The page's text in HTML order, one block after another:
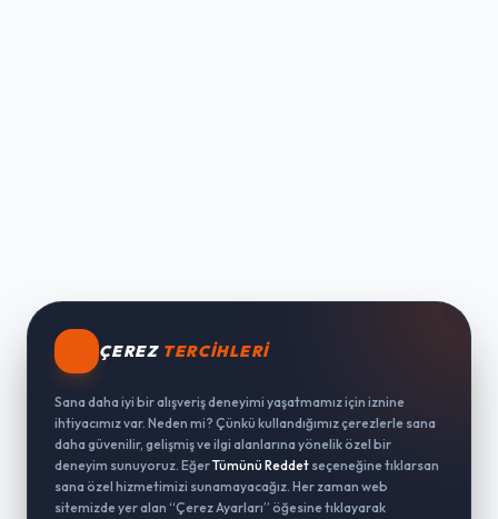
ÇEREZ TERCIHLERI
Sana daha iyi bir alışveriş deneyimi yaşatmamız için iznine
ihtiyacımız var. Neden mi? Çünkü kullandığımız çerezlerle sana
daha güvenilir, gelişmiş ve ilgi alanlarına yönelik özel bir
deneyim sunuyoruz. EğerTümünü Reddet seçeneğine tıklarsan
sana özel hizmetimizi sunamayacağız. Her zaman web
sitemizde yer alan “Çerez Ayarları” öğesine tıklayarak